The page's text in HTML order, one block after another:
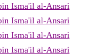
Isma'il al-Ansari
Isma'il al-Ansari
Isma'il al-Ansari
Isma'il al-Ansari